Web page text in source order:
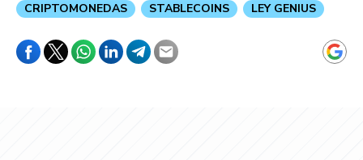
CRIPTOMONEDAS STABLECOINS LEY GENIUS